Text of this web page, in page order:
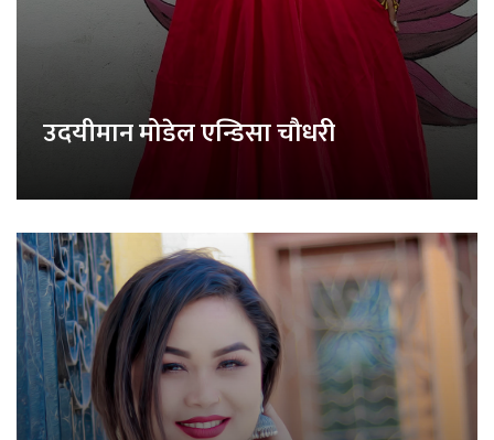
उदयीमान मोडेल एन्डिसा चौधरी